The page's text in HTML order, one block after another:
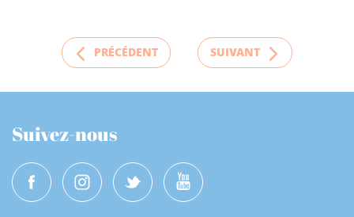
PRÉCÉDENT SUIVANT
Suivez-nous